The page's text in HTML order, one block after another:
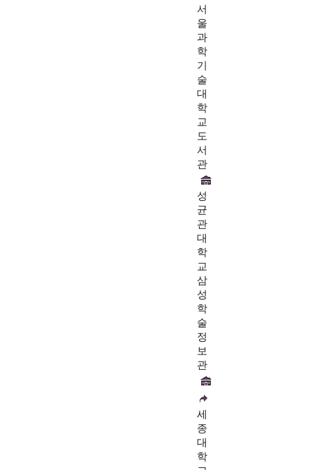
서
울
과
학
기
술
대
학
교
도
서
관
성
균
관
대
학
교
삼
성
학
술
정
보
관
세
종
대
학